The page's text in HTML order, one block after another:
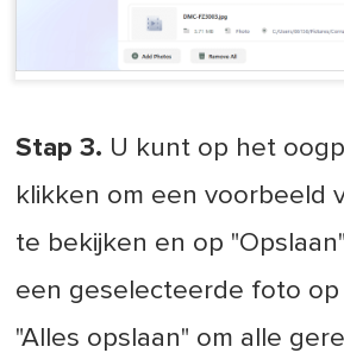
Stap 3. U kunt op het
klikken om een voorbeeld
te bekijken en op
een geselecteerde foto op
"Alles opslaan" om alle